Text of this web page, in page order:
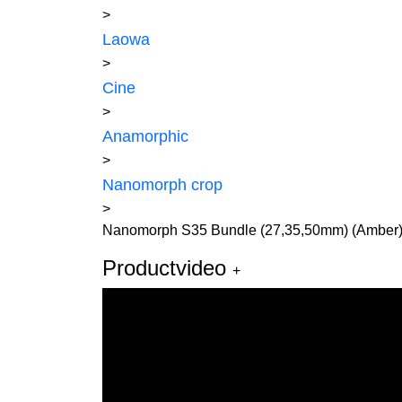
>
Laowa
>
Cine
>
Anamorphic
>
Nanomorph crop
>
Nanomorph S35 Bundle (27,35,50mm)
Productvideo +